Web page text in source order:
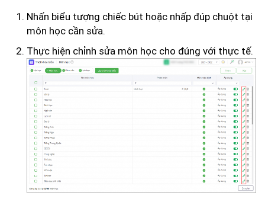
Nhấn biểu tượng chiếc bút hoặc nhấp đúp chuột tại
môn học cần sửa.
Thực hiện chỉnh sửa môn học cho đúng với thực tế.